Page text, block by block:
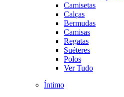
Camisetas
Calças
Bermudas
Camisas
Regatas
Suéteres
Polos
Ver Tudo
Íntimo